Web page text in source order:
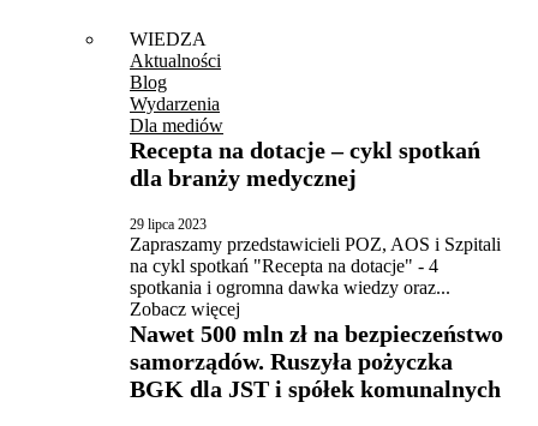
WIEDZA
Aktualności
Blog
Wydarzenia
Dla mediów
Recepta na dotacje – cykl spotkań
dla branży medycznej
29 lipca 2023
Zapraszamy przedstawicieli POZ, AOS i Szpitali
na cykl spotkań "Recepta na dotacje" - 4
spotkania i ogromna dawka wiedzy oraz...
Zobacz więcej
Nawet 500 mln zł na bezpieczeństwo
samorządów. Ruszyła pożyczka
BGK dla JST i spółek komunalnych